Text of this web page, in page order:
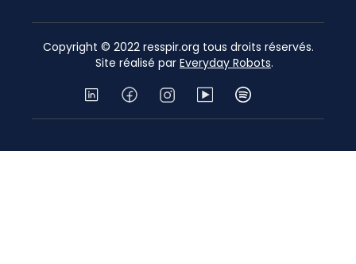
Copyright © 2022 resspir.org tous droits réservés.
Site réalisé par Everyday Robots.